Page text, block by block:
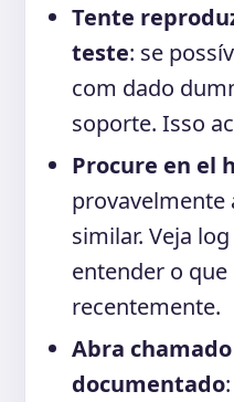
Tente
teste: se
com dado
soporte. Isso
Procure en el
provavelmente
similar. Veja
entender o
recentemente.
Abra
documentado